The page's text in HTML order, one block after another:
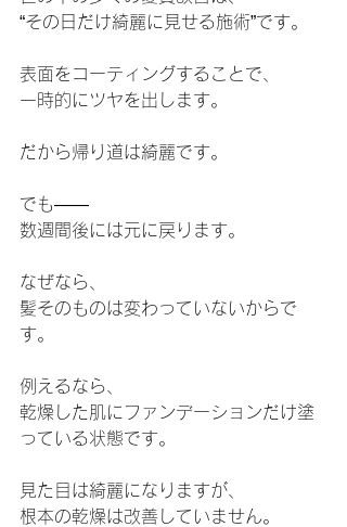
“その日だけ綺麗に見せる施術”です。
表面をコーティングすることで、
一時的にツヤを出します。
だから帰り道は綺麗です。
でも――
数週間後には元に戻ります。
なぜなら、
髪そのものは変わっていないからで
す。
例えるなら、
乾燥した肌にファンデーションだけ塗
っている状態です。
見た目は綺麗になりますが、
根本の乾燥は改善していません。